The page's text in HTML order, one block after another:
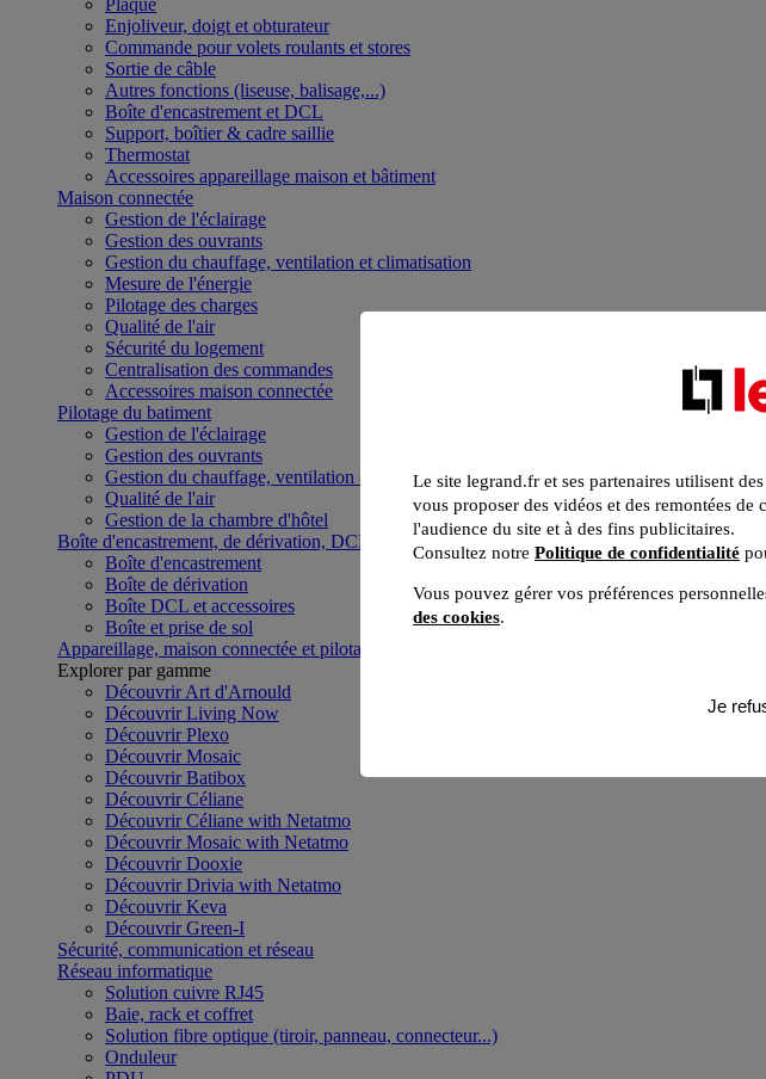
Plaque
Enjoliveur, doigt et obturateur
Commande pour volets roulants et stores
Sortie de câble
Autres fonctions (liseuse, balisage,...)
Boîte d'encastrement et DCL
Support, boîtier & cadre saillie
Thermostat
Accessoires appareillage maison et bâtiment
Maison connectée
Gestion de l'éclairage
Gestion des ouvrants
Gestion du chauffage, ventilation et climatisation
Mesure de l'énergie
Pilotage des charges
Qualité de l'air
Sécurité du logement
Centralisation des commandes
Accessoires maison connectée
Pilotage du batiment
Gestion de l'éclairage
Gestion des ouvrants
Gestion du chauffage, ventilation et climatisation
Qualité de l'air
Gestion de la chambre d'hôtel
Boîte d'encastrement, de dérivation, DCL et boîte de sol
Boîte d'encastrement
Boîte de dérivation
Boîte DCL et accessoires
Boîte et prise de sol
Appareillage, maison connectée et pilotage du bâtiment
Explorer par gamme
Découvrir Art d'Arnould
Découvrir Living Now
Découvrir Plexo
Découvrir Mosaic
Découvrir Batibox
Découvrir Céliane
Découvrir Céliane with Netatmo
Découvrir Mosaic with Netatmo
Découvrir Dooxie
Découvrir Drivia with Netatmo
Découvrir Keva
Découvrir Green-I
Sécurité, communication et réseau
Réseau informatique
Solution cuivre RJ45
Baie, rack et coffret
Solution fibre optique (tiroir, panneau, connecteur...)
Onduleur
Le site legrand.fr et ses partenaires utilisent
vous proposer des vidéos et des remontées de
l'audience du site et à des fins publicitaires.
Consultez notre Politique de confidentialité
Vous pouvez gérer vos préférences
des cookies.
Je